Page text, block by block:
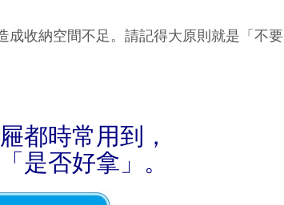
成收納空間不足。請記得大原則就是「不要
都時常用到，
是否好拿」。